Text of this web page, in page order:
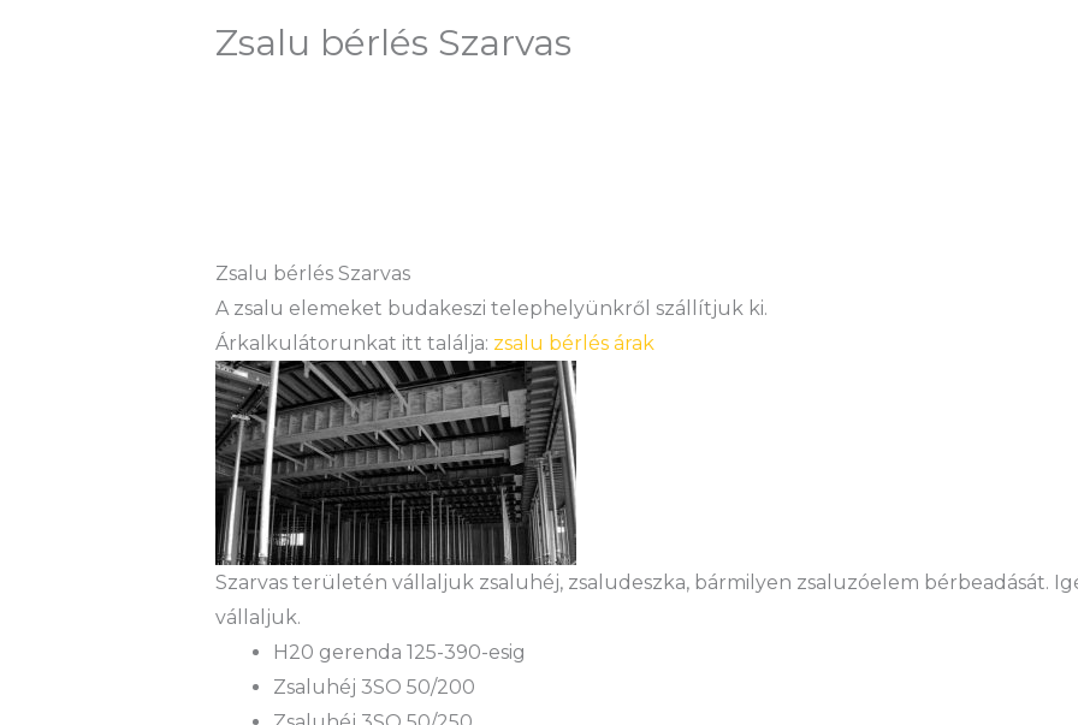
Zsalu bérlés Szarvas
Zsalu bérlés Szarvas
A zsalu elemeket budakeszi telephelyünkről szállítjuk ki.
Árkalkulátorunkat itt találja: zsalu bérlés árak
Szarvas területén vállaljuk zsaluhéj, zsaludeszka, bármilyen zsaluzóelem bérbeadását.
vállaljuk.
H20 gerenda 125-390-esig
Zsaluhéj 3SO 50/200